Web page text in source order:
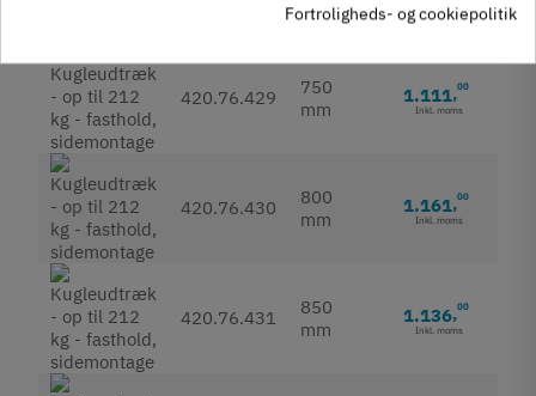
420.76.429
750
mm
1.111,00
Inkl. moms
420.76.430
800
mm
1.161,00
Inkl. moms
420.76.431
850
mm
1.136,00
Inkl. moms
Fortroligheds- og cookiepolitik